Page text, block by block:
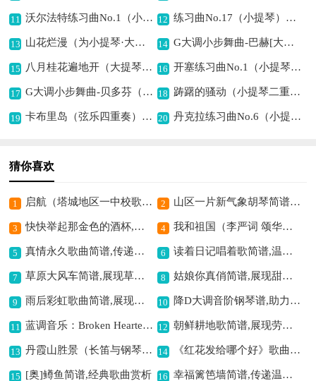
11 沃尔法特练习曲No.1（小提琴）提琴简谱,提升小提琴技巧佳选 12 练习曲No.17（小提琴）提琴简谱,展现小提琴练习之美
13 山花烂漫（为小提琴·大提琴·钢琴而作）（ForViolinVioloncelloAndPiano）提琴简谱,描绘烂漫山花之景 14 G大调小步舞曲-巴赫[大字排版]（小提琴）提琴简谱,展现典雅宫廷风情
15 八月桂花遍地开（大提琴五线谱）提琴简谱, 描绘丰收喜悦之景 16 开塞练习曲No.1（小提琴）提琴简谱,助力小提琴基础提升
17 G大调小步舞曲-贝多芬（小提琴）提琴简谱,展现优雅灵动之美 18 踌躇的骚动（小提琴二重奏）提琴简谱, 展现内心的不安与动
19 卡布里岛（弦乐四重奏）提琴简谱,描绘海岛浪漫意境 20 丹克拉练习曲No.6（小提琴）提琴简谱,展现灵动旋律意境
猜你喜欢
1 启航（塔城地区一中校歌）简谱,奏响校园奋进乐章 2 山区一片新气象胡琴简谱,展现山区蓬勃新貌
3 快快举起那金色的酒杯,畅享欢快酒歌情 4 我和祖国（李严词 颂华曲）歌曲简谱,抒发爱国深情
5 真情永久歌曲简谱,传递永恒真情 6 读着日记唱着歌简谱,温情回忆满心间
7 草原大风车简谱,展现草原别样风情 8 姑娘你真俏简谱,展现甜美风情
9 雨后彩虹歌曲简谱,展现绚丽之美 10 降D大调音阶钢琴谱,助力孩子学琴之路
11 蓝调音乐：Broken Hearted Blues简谱,诠释心碎的悲伤 12 朝鲜耕地歌简谱,展现劳作之美
13 丹霞山胜景（长笛与钢琴）长笛简谱,描绘丹霞绝美风光 14 《红花发给哪个好》歌曲简谱,探讨情感分配问题
15 [奥]鳟鱼简谱,经典歌曲赏析 16 幸福篱笆墙简谱,传递温馨之感